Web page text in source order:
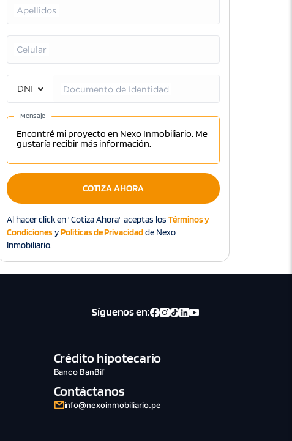
Apellidos
Celular
DNI Documento de Identidad
Mensaje
COTIZA AHORA
Al hacer click en "Cotiza Ahora" aceptas los Términos y
CondicionesyPolíticas de Privacidadde Nexo
Inmobiliario.
Síguenos en:
Crédito hipotecario
Banco BanBif
Contáctanos
info@nexoinmobiliario.pe